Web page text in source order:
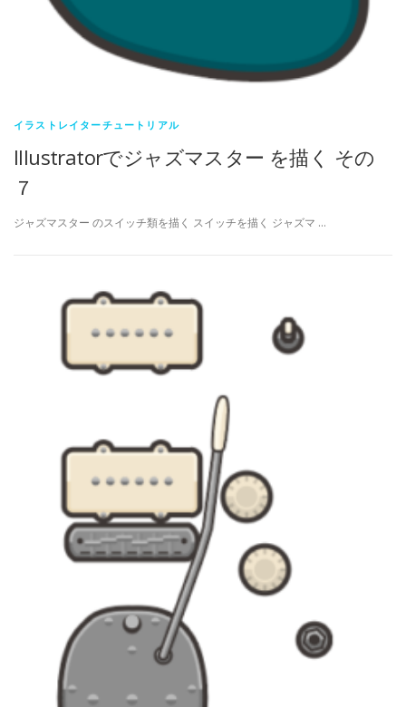
イラストレイターチュートリアル
Illustratorでジャズマスター を描く その
７
ジャズマスター のスイッチ類を描く スイッチを描く ジャズマ …